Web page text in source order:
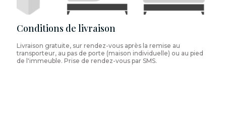
Conditions de livraison
Livraison gratuite, sur rendez-vous après la remise au
transporteur, au pas de porte (maison individuelle) ou au pied
de l'immeuble. Prise de rendez-vous par SMS.